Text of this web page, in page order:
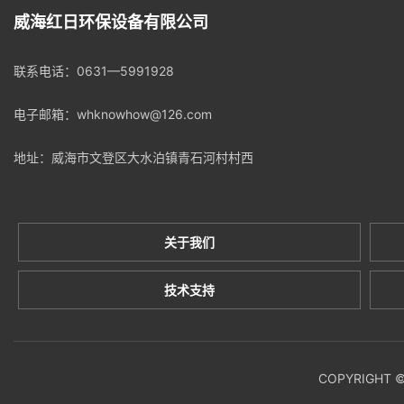
威海红日环保设备有限公司
联系电话： 0631—5991928
电子邮箱：whknowhow@126.com
地址：威海市文登区大水泊镇青石河村村西
关于我们
技术支持
COPYRIGHT